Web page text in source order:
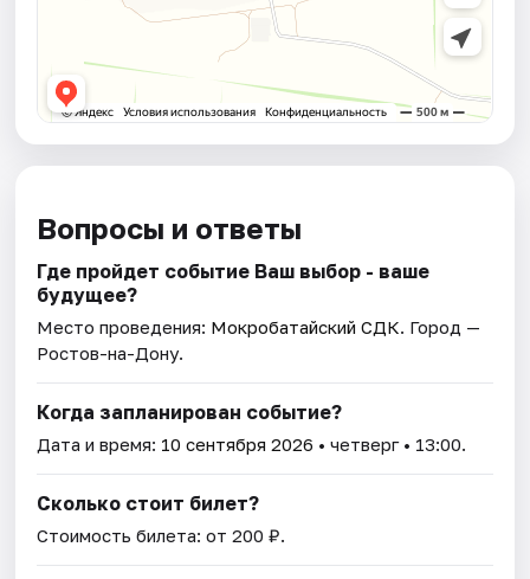
Вопросы и ответы
Где пройдет событие Ваш выбор - ваше
будущее?
Место проведения: Мокробатайский СДК. Город —
Ростов-на-Дону.
Когда запланирован событие?
Дата и время: 10 сентября 2026 • четверг • 13:00.
Сколько стоит билет?
Стоимость билета: от 200 ₽.